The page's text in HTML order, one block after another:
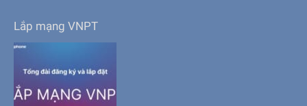
Lắp mạng VNPT